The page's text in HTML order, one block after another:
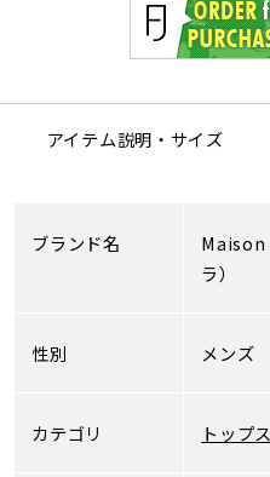
アイテム説明・サイズ
ブランド名
ラ）
性別 メンズ
カテゴリ トップス